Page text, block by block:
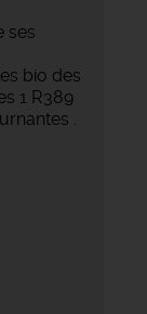
ses
bio des
1 R389
.